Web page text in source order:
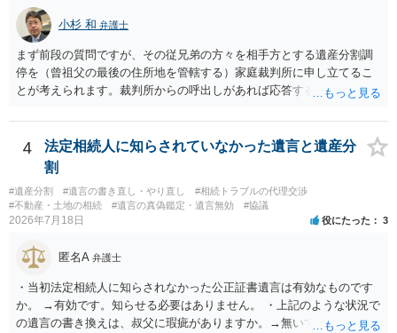
言えると思います。
小杉 和 弁護士
まず前段の質問ですが、その従兄弟の方々を相手方とする遺産分割調
停を（曾祖父の最後の住所地を管轄する）家庭裁判所に申し立てるこ
とが考えられます。裁判所からの呼出しがあれば応答する可能性がま
能と思われます。時間が思った以上にないので必要書類をてきぱきと
揃える必要があります。その点是非御注意ください。
4
法定相続人に知らされていなかった遺言と遺産分
割
#遺産分割 #遺言の書き直し・やり直し
#相続トラブルの代理交渉
#不動産・土地の相続
#遺言の真偽鑑定・遺言無効 #協議
2026年7月18日 役にたった 3
匿名A 弁護士
・当初法定相続人に知らされなかった公正証書遺言は有効なものです
か。 →有効です。知らせる必要はありません。 ・上記のような状況で
の遺言の書き換えは、叔父に瑕疵がありますか。→無いです。 ・分割